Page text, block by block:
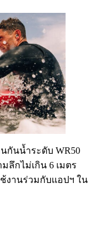
นกันน้ำระดับ WR50
ลึกไม่เกิน 6 เมตร
งานร่วมกับแอปฯ ใน